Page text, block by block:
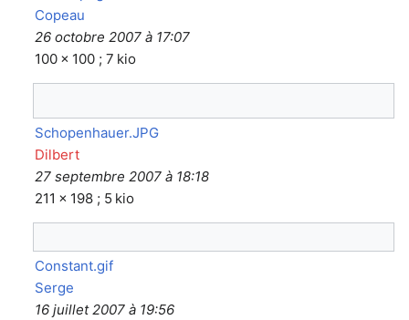
Copeau
26 octobre 2007 à 17:07
100 × 100 ; 7 kio
Schopenhauer.JPG
Dilbert
27 septembre 2007 à 18:18
211 × 198 ; 5 kio
Constant.gif
Serge
16 juillet 2007 à 19:56